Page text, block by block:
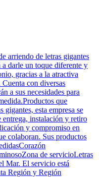
arriendo de letras gigantes
darle un toque diferente y
gracias a la atractiva
con diversas
a sus necesidades para
que
gigantes, esta empresa se
instalación y retiro
y compromiso en
colaboran. Sus productos
de servicioLetras
Mar. El servicio está
Región y Región